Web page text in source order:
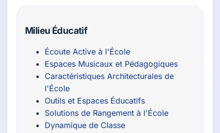
Milieu Éducatif
Écoute Active à l'École
Espaces Musicaux et Pédagogiques
Caractéristiques Architecturales de
l'École
Outils et Espaces Éducatifs
Solutions de Rangement à l'École
Dynamique de Classe